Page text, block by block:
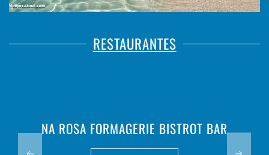
RESTAURANTES
NA ROSA FORMAGERIE BISTROT BAR